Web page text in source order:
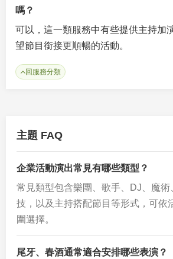
嗎？
可以，這一類服務中有些提供主持加
望節目銜接更順暢的活動。
回服務分類
主題 FAQ
企業活動演出常見有哪些類型？
常見類型包含樂團、歌手、DJ、魔
技，以及主持搭配節目等形式，可依
圍選擇。
尾牙、春酒通常適合安排哪些表演？